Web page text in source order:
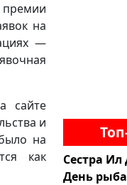
на
—
сайте
и
на
как
Сестра
День